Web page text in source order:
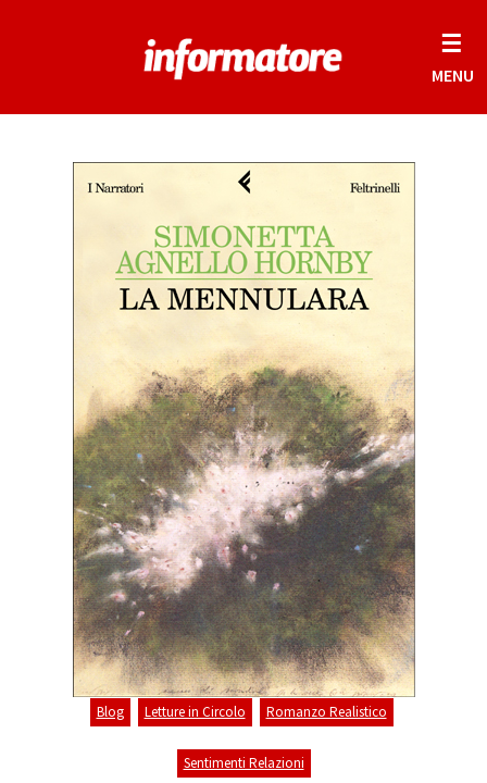
☰
MENU
Blog Letture in Circolo Romanzo Realistico
Sentimenti Relazioni